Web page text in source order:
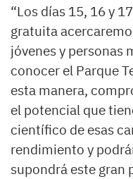
“Los días 15, 16 y
gratuita
jóvenes y personas
conocer el Parque
esta manera,
el potencial que
científico de esas
rendimiento y
supondrá este gran